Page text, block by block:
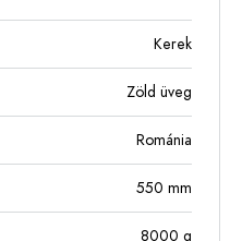
Kerek
Zöld üveg
Románia
550 mm
8000 g